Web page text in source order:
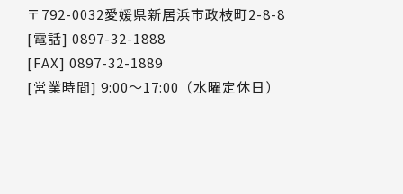
〒792-0032愛媛県新居浜市政枝町2-8-8
[電話] 0897-32-1888
[FAX] 0897-32-1889
[営業時間] 9:00～17:00（水曜定休日）